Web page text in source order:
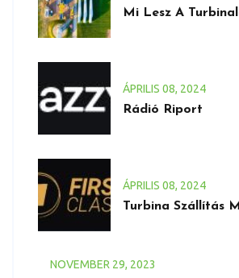
Mi Lesz A
ÁPRILIS 08, 2024
Rádió Riport
ÁPRILIS 08, 2024
Turbina Szállítás
NOVEMBER 29, 2023